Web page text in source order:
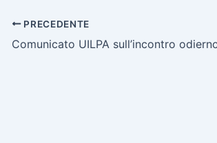
PRECEDENTE